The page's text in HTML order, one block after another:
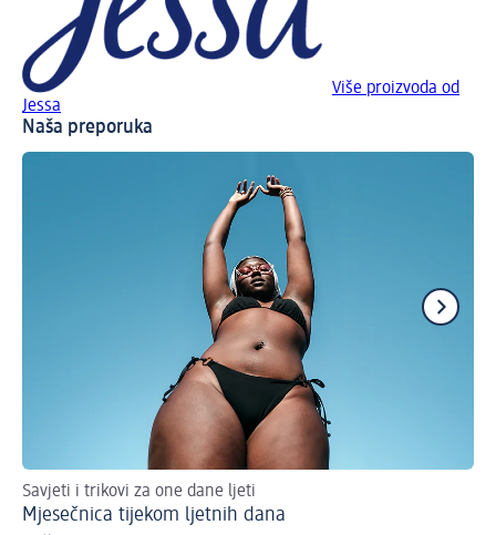
Više proizvoda od
Jessa
Naša preporuka
Savjeti i trikovi za one dane ljeti
Mjesečnica tijekom ljetnih dana